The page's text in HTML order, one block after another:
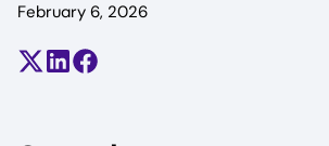
February 6, 2026
Teilen auf X (früher Twitter)
Auf LinkedIn teilen
Auf Facebook teilen